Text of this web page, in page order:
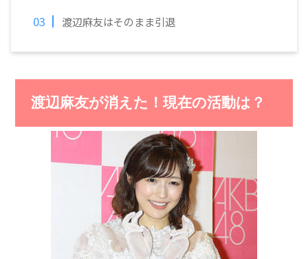
渡辺麻友はそのまま引退
渡辺麻友が消えた！現在の活動は？